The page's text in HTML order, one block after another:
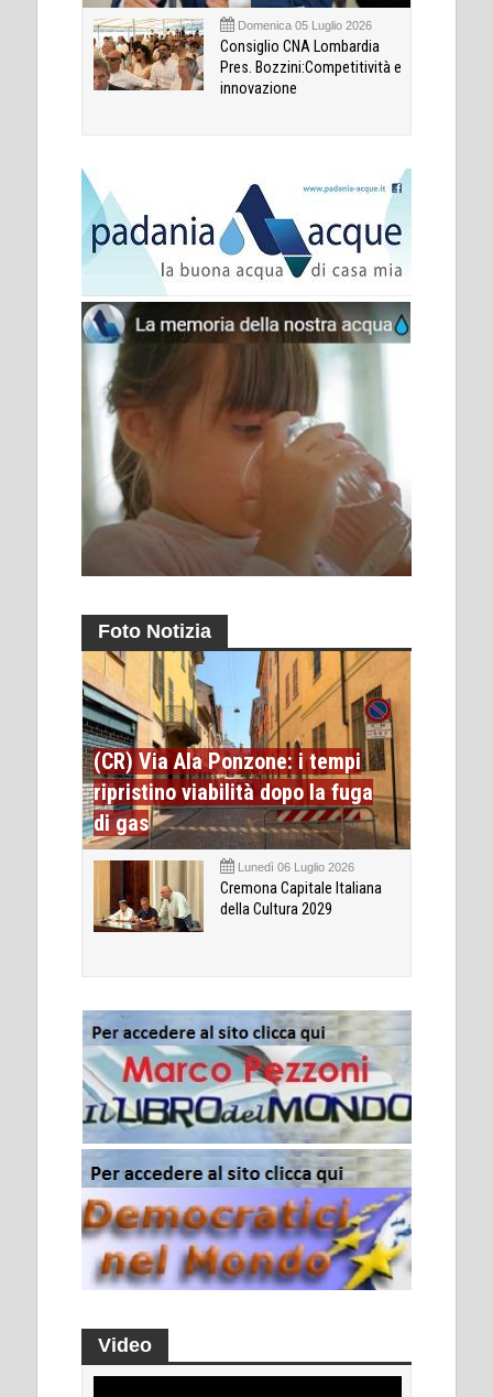
Domenica 05 Luglio 2026
Consiglio CNA Lombardia
Pres. Bozzini:Competitività e
innovazione
Foto Notizia
(CR) Via Ala Ponzone: i tempi
ripristino viabilità dopo la fuga
di gas
Lunedì 06 Luglio 2026
Cremona Capitale Italiana
della Cultura 2029
Video